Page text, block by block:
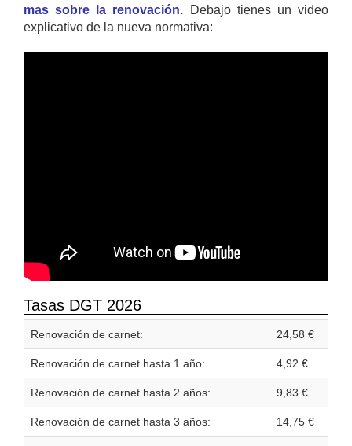
mas sobre la renovación. Debajo tienes un video
explicativo de la nueva normativa:
Tasas DGT 2026
Renovación de carnet: 24,58 €
Renovación de carnet hasta 1 año: 4,92 €
Renovación de carnet hasta 2 años: 9,83 €
Renovación de carnet hasta 3 años: 14,75 €